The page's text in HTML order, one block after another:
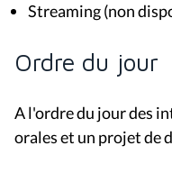
Streaming (non
Ordre du jour
A l'ordre du jour des
orales et un projet de